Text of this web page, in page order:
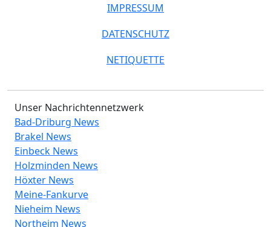
IMPRESSUM
DATENSCHUTZ
NETIQUETTE
Unser Nachrichtennetzwerk
Bad-Driburg News
Brakel News
Einbeck News
Holzminden News
Höxter News
Meine-Fankurve
Nieheim News
Northeim News